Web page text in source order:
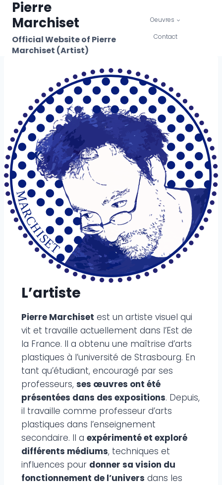
content
Pierre
Marchiset
Official Website of Pierre
Marchiset (Artist)
Oeuvres
Contact
L’artiste
Pierre Marchiset est un artiste visuel qui
vit et travaille actuellement dans l’Est de
la France. Il a obtenu une maîtrise d’arts
plastiques à l’université de Strasbourg. En
tant qu’étudiant, encouragé par ses
professeurs, ses œuvres ont été
présentées dans des expositions. Depuis,
il travaille comme professeur d’arts
plastiques dans l’enseignement
secondaire. Il a expérimenté et exploré
différents médiums, techniques et
influences pour donner sa vision du
fonctionnement de l’univers dans les